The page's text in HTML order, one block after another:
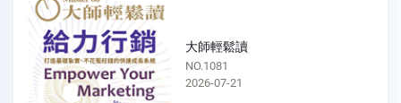
大師輕鬆讀
NO.1081
2026-07-21